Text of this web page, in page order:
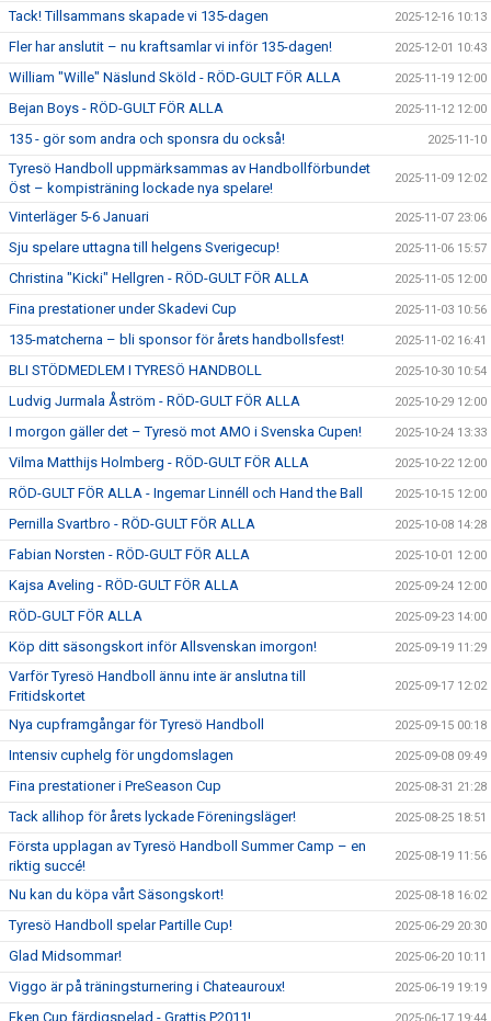
Tack! Tillsammans skapade vi 135-dagen 2025-12-16 10:13
Fler har anslutit – nu kraftsamlar vi inför 135-dagen! 2025-12-01 10:43
William "Wille" Näslund Sköld - RÖD-GULT FÖR ALLA 2025-11-19 12:00
Bejan Boys - RÖD-GULT FÖR ALLA 2025-11-12 12:00
135 - gör som andra och sponsra du också! 2025-11-10
Tyresö Handboll uppmärksammas av Handbollförbundet
Öst – kompisträning lockade nya spelare!
2025-11-09 12:02
Vinterläger 5-6 Januari 2025-11-07 23:06
Sju spelare uttagna till helgens Sverigecup! 2025-11-06 15:57
Christina "Kicki" Hellgren - RÖD-GULT FÖR ALLA 2025-11-05 12:00
Fina prestationer under Skadevi Cup 2025-11-03 10:56
135-matcherna – bli sponsor för årets handbollsfest! 2025-11-02 16:41
BLI STÖDMEDLEM I TYRESÖ HANDBOLL 2025-10-30 10:54
Ludvig Jurmala Åström - RÖD-GULT FÖR ALLA 2025-10-29 12:00
I morgon gäller det – Tyresö mot AMO i Svenska Cupen! 2025-10-24 13:33
Vilma Matthijs Holmberg - RÖD-GULT FÖR ALLA 2025-10-22 12:00
RÖD-GULT FÖR ALLA - Ingemar Linnéll och Hand the Ball 2025-10-15 12:00
Pernilla Svartbro - RÖD-GULT FÖR ALLA 2025-10-08 14:28
Fabian Norsten - RÖD-GULT FÖR ALLA 2025-10-01 12:00
Kajsa Aveling - RÖD-GULT FÖR ALLA 2025-09-24 12:00
RÖD-GULT FÖR ALLA 2025-09-23 14:00
Köp ditt säsongskort inför Allsvenskan imorgon! 2025-09-19 11:29
Varför Tyresö Handboll ännu inte är anslutna till
Fritidskortet
2025-09-17 12:02
Nya cupframgångar för Tyresö Handboll 2025-09-15 00:18
Intensiv cuphelg för ungdomslagen 2025-09-08 09:49
Fina prestationer i PreSeason Cup 2025-08-31 21:28
Tack allihop för årets lyckade Föreningsläger! 2025-08-25 18:51
Första upplagan av Tyresö Handboll Summer Camp – en
riktig succé!
2025-08-19 11:56
Nu kan du köpa vårt Säsongskort! 2025-08-18 16:02
Tyresö Handboll spelar Partille Cup! 2025-06-29 20:30
Glad Midsommar! 2025-06-20 10:11
Viggo är på träningsturnering i Chateauroux! 2025-06-19 19:19
Eken Cup färdigspelad - Grattis P2011!